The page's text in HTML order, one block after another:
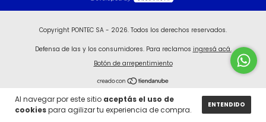
Al navegar por este sitio aceptás el uso de
cookiespara agilizar tu experiencia de compra.
ENTENDIDO
Copyright PONTEC SA - 2026. Todos los derechos reservados.
Defensa de las y los consumidores. Para reclamos ingresá acá.
Botón de arrepentimiento